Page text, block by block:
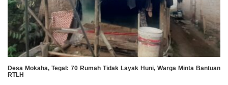
Desa Mokaha, Tegal: 70 Rumah Tidak Layak Huni, Warga Minta Bantuan
RTLH